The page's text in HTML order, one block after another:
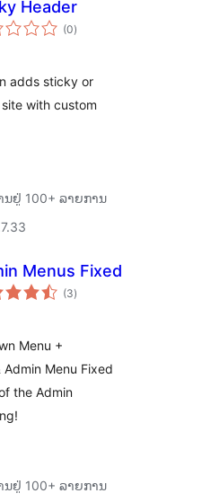
Header
(0ຄະແນນ
ທັງໝົດ
)
adds sticky or
with custom
ນຢູ່ 100+ ລາຍການ
Menus Fixed
(3ຄະແນນ
ທັງໝົດ
)
Menu +
Admin Menu Fixed
the Admin
ນຢູ່ 100+ ລາຍການ